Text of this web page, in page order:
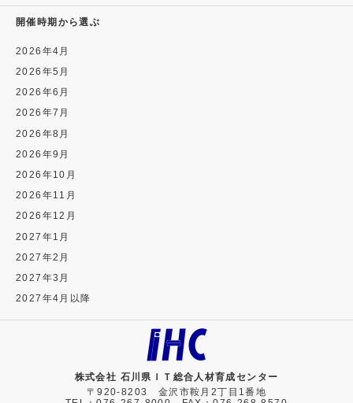
開催時期から選ぶ
2026年4月
2026年5月
2026年6月
2026年7月
2026年8月
2026年9月
2026年10月
2026年11月
2026年12月
2027年1月
2027年2月
2027年3月
2027年4月以降
株式会社 石川県ＩＴ総合人材育成センター
〒920-8203 金沢市鞍月2丁目1番地